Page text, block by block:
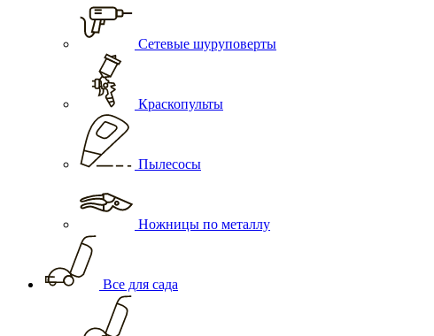
Сетевые шуруповерты
Краскопульты
Пылесосы
Ножницы по металлу
Все для сада